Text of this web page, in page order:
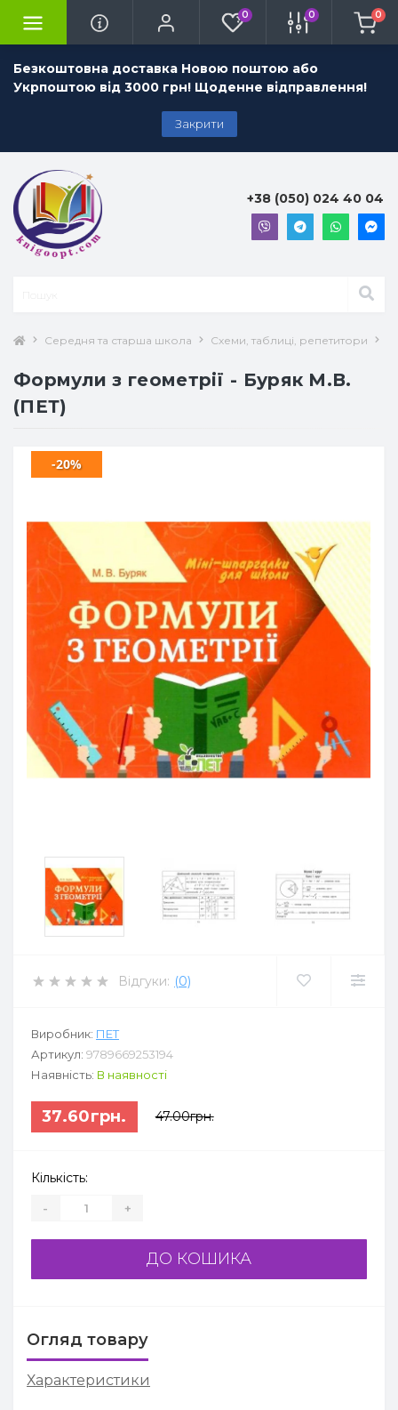
Безкоштовна доставка Новою поштою або
Укрпоштою від 3000 грн! Щоденне відправлення!
Закрити
0 0 0
+38 (050) 024 40 04
Середня та старша школа Схеми, таблиці, репетитори
Формули з геометрії - Буряк М.В.
(ПЕТ)
-20%
Відгуки: (0)
Виробник: ПЕТ
Артикул: 9789669253194
Наявність: В наявності
37.60грн. 47.00грн.
Кількість:
- +
ДО КОШИКА
Огляд товару
Характеристики